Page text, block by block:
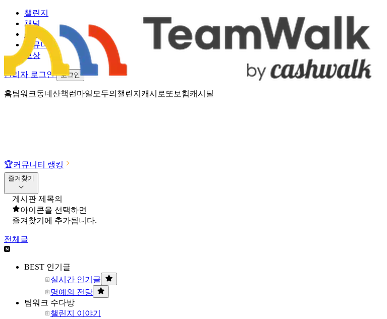
홈팀워크동네산책 런마일 모두의챌린지 캐시로또 보험캐시딜
챌린지
채널
소식
커뮤니티
보상
관리자 로그인 로그인
🏆커뮤니티 랭킹
즐겨찾기
게시판 제목의
아이콘을 선택하면
즐겨찾기에 추가됩니다.
전체글
BEST 인기글
실시간 인기글
명예의 전당
팀워크 수다방
챌린지 이야기